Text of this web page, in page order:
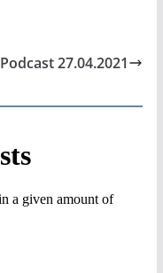
Podcast 27.04.2021